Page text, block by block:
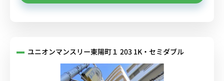
ユニオンマンスリー東陽町１ 203 1K・セミダブル